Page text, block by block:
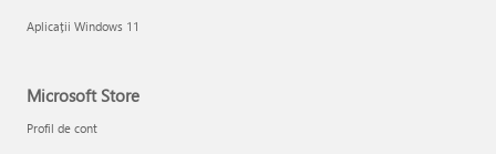
Aplicații Windows 11
Microsoft Store
Profil de cont